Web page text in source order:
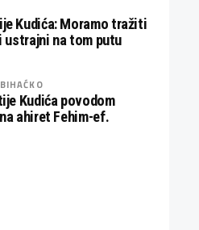
Kudića: Moramo tražiti
ustrajni na tom putu
Kudića povodom
ahiret Fehim-ef.